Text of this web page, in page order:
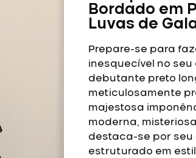
Bordado em
Luvas de
Prepare-se para
inesquecível no seu
debutante preto
meticulosamente
majestosa
moderna,
destaca-se por seu
estruturado em